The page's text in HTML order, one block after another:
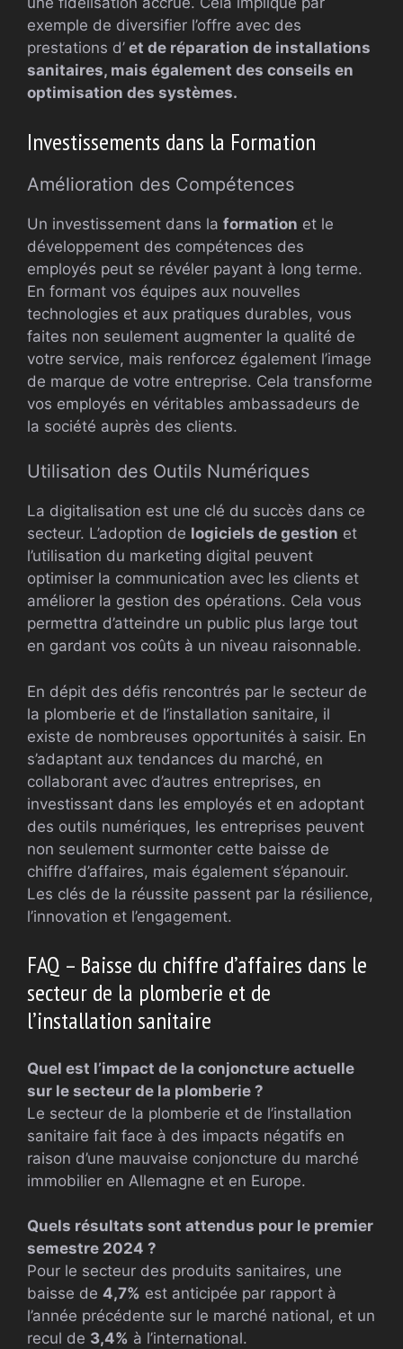
exemple de diversifier l’offre avec des
prestations d’ et de réparation de installations
sanitaires, mais également des conseils en
optimisation des systèmes.
Investissements dans la Formation
Amélioration des Compétences
Un investissement dans la formation et le
développement des compétences des
employés peut se révéler payant à long terme.
En formant vos équipes aux nouvelles
technologies et aux pratiques durables, vous
faites non seulement augmenter la qualité de
votre service, mais renforcez également l’image
de marque de votre entreprise. Cela transforme
vos employés en véritables ambassadeurs de
la société auprès des clients.
Utilisation des Outils Numériques
La digitalisation est une clé du succès dans ce
secteur. L’adoption de logiciels de gestion et
l’utilisation du marketing digital peuvent
optimiser la communication avec les clients et
améliorer la gestion des opérations. Cela vous
permettra d’atteindre un public plus large tout
en gardant vos coûts à un niveau raisonnable.
En dépit des défis rencontrés par le secteur de
la plomberie et de l’installation sanitaire, il
existe de nombreuses opportunités à saisir. En
s’adaptant aux tendances du marché, en
collaborant avec d’autres entreprises, en
investissant dans les employés et en adoptant
des outils numériques, les entreprises peuvent
non seulement surmonter cette baisse de
chiffre d’affaires, mais également s’épanouir.
Les clés de la réussite passent par la résilience,
l’innovation et l’engagement.
FAQ – Baisse du chiffre d’affaires dans le
secteur de la plomberie et de
l’installation sanitaire
Quel est l’impact de la conjoncture actuelle
sur le secteur de la plomberie ?
Le secteur de la plomberie et de l’installation
sanitaire fait face à des impacts négatifs en
raison d’une mauvaise conjoncture du marché
immobilier en Allemagne et en Europe.
Quels résultats sont attendus pour le premier
semestre 2024 ?
Pour le secteur des produits sanitaires, une
baisse de 4,7% est anticipée par rapport à
l’année précédente sur le marché national, et un
recul de 3,4% à l’international.